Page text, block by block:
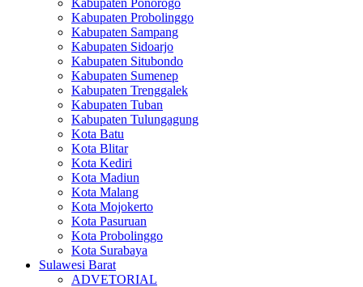
Kabupaten Ponorogo
Kabupaten Probolinggo
Kabupaten Sampang
Kabupaten Sidoarjo
Kabupaten Situbondo
Kabupaten Sumenep
Kabupaten Trenggalek
Kabupaten Tuban
Kabupaten Tulungagung
Kota Batu
Kota Blitar
Kota Kediri
Kota Madiun
Kota Malang
Kota Mojokerto
Kota Pasuruan
Kota Probolinggo
Kota Surabaya
Sulawesi Barat
ADVETORIAL